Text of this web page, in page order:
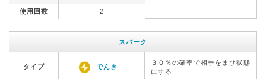
使用回数 2
スパーク
タイプ でんき
３０％の確率で相手をまひ状態
にする